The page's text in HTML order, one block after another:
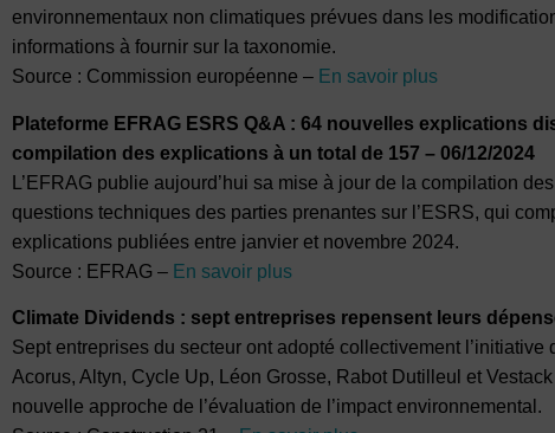
environnementaux non climatiques prévues dans les
informations à fournir sur la taxonomie.
Source : Commission européenne – En savoir plus
Plateforme EFRAG ESRS Q&A : 64 nouvelles explications
compilation des explications à un total de 157 – 06/12/2024
L’EFRAG publie aujourd’hui sa mise à jour de la compilation
questions techniques des parties prenantes sur l’ESRS, qui
explications publiées entre janvier et novembre 2024.
Source : EFRAG – En savoir plus
Climate Dividends : sept entreprises repensent leurs
Sept entreprises du secteur ont adopté collectivement
Acorus, Altyn, Cycle Up, Léon Grosse, Rabot Dutilleul et
nouvelle approche de l’évaluation de l’impact environnemental.